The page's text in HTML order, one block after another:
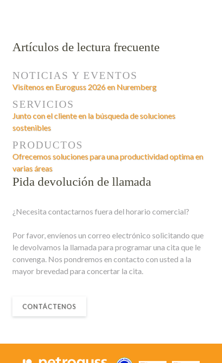
Artículos de lectura frecuente
NOTICIAS Y EVENTOS
Visítenos en Euroguss 2026 en Nuremberg
SERVICIOS
Junto con el cliente en la búsqueda de soluciones
sostenibles
PRODUCTOS
Ofrecemos soluciones para una productividad optima en
varias áreas
Pida devolución de llamada
¿Necesita contactarnos fuera del horario comercial?
Por favor, envíenos un correo electrónico solicitando que
le devolvamos la llamada para programar una cita que le
convenga. Nos pondremos en contacto con usted a la
mayor brevedad para concertar la cita.
CONTÁCTENOS